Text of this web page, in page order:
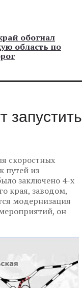
обогнал
область по
запустить
скоростных
путей из
заключено 4-х
края, заводом,
модернизация
он